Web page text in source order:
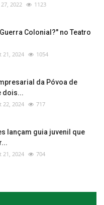
2022 1123
Colonial?" no Teatro
21, 2024 1054
da Póvoa de
dois...
22, 2024 717
lançam guia juvenil que
21, 2024 704